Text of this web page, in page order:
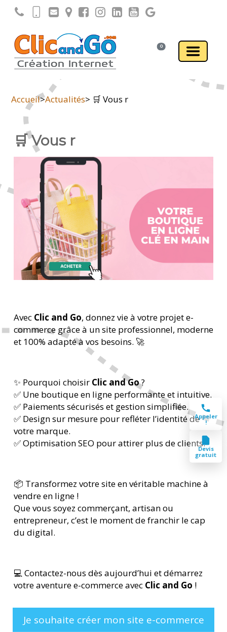
0
Accueil>Actualités> 🛒 Vous r
🛒 Vous r
Avec Clic and Go, donnez vie à votre projet e-
commerce grâce à un site professionnel, moderne
et 100% adapté à vos besoins. 🚀
✨ Pourquoi choisir Clic and Go?
✅ Une boutique en ligne performante et intuitive.
✅ Paiements sécurisés et gestion simplifiée.
✅ Design sur mesure pour refléter l’identité de
votre marque.
✅ Optimisation SEO pour attirer plus de clients.
📦 Transformez votre site en véritable machine à
vendre en ligne !
Que vous soyez commerçant, artisan ou
entrepreneur, c’est le moment de franchir le cap
du digital.
💻 Contactez-nous dès aujourd’hui et démarrez
votre aventure e-commerce avec Clic and Go !
Je souhaite créer mon site e-commerce
Appeler
!
Devis
gratuit